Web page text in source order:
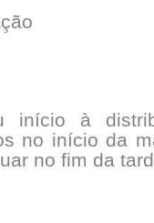
início à
no início da
no fim da